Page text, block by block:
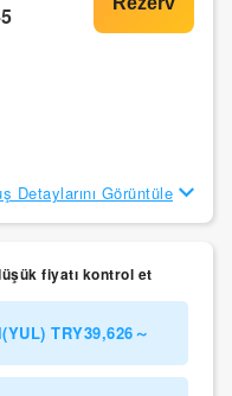
Detaylarını Görüntüle
fiyatı kontrol et
TRY39,626～